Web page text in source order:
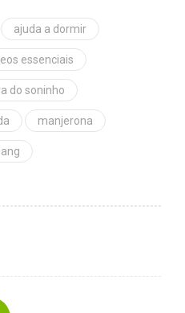
ajuda a dormir
essenciais
do soninho
manjerona